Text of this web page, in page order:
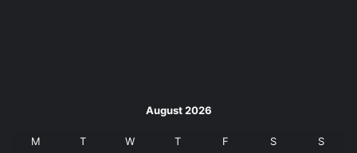
August 2026
M T W T F S S